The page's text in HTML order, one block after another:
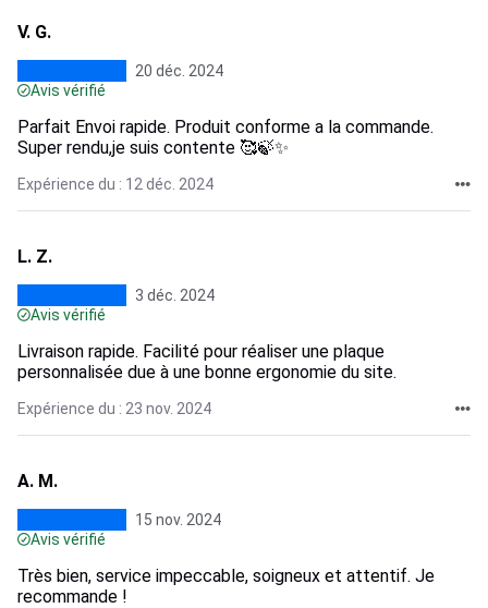
V. G.
20 déc. 2024
Avis vérifié
Parfait Envoi rapide. Produit conforme a la commande.
Super rendu,je suis contente 🥰🍃✨
Expérience du : 12 déc. 2024
L. Z.
3 déc. 2024
Avis vérifié
Livraison rapide. Facilité pour réaliser une plaque
personnalisée due à une bonne ergonomie du site.
Expérience du : 23 nov. 2024
A. M.
15 nov. 2024
Avis vérifié
Très bien, service impeccable, soigneux et attentif. Je
recommande !